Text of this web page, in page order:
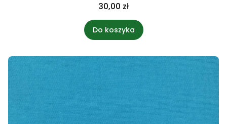
30,00 zł
Do koszyka